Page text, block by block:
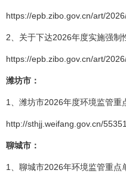
https://epb.zibo.gov.cn/art/
2、关于下达2026年度实施强制
https://epb.zibo.gov.cn/art/
潍坊市：
1、潍坊市2026年度环境监管重
http://sthjj.weifang.gov.cn/
聊城市：
1、聊城市2026年环境监管重点